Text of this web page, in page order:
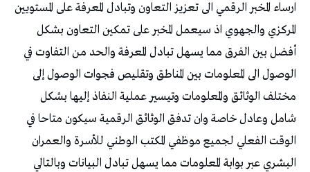
ارساء المخبر الرقمي الى تعزيز التعاون وتبادل المعرفة على المستويين
المركزي والجهوي اذ سيعمل المخبر على تمكين التعاون بشكل
أفضل بين الفرق مما يسهل تبادل المعرفة والحد من التفاوت في
الوصول الى المعلومات بين المناطق وتقليص فجوات الوصول إلى
مختلف الوثائق والمعلومات وتيسير عملية النفاذ إليها بشكل
شامل وعادل خاصة وان تدفق الوثائق الرقمية سيكون متاحا في
الوقت الفعلي لجميع موظفي المكتب الوطني للأسرة والعمران
البشري عبر بوابة المعلومات مما يسهل تبادل البيانات وبالتالي